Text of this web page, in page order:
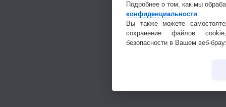
Подробнее о том, как мы
конфиденциальности
Вы также можете
сохранение файлов
безопасности в Вашем веб-